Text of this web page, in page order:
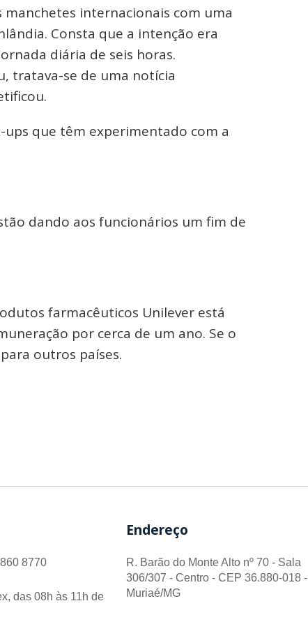
internacionais com uma
Consta que a intenção era
diária de seis horas.
tratava-se de uma notícia
que têm experimentado com a
dando aos funcionários um fim de
farmacêuticos Unilever está
por cerca de um ano. Se o
outros países.
8770
das 08h às 11h de
Endereço
R. Barão do Monte Alto nº 70 - Sala
306/307 - Centro - CEP 36.880-018 -
Muriaé/MG